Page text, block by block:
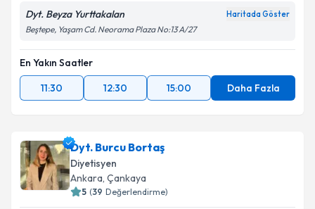
Dyt. Beyza Yurttakalan Haritada Göster
Beştepe, Yaşam Cd. Neorama Plaza No:13 A/27
En Yakın Saatler
11:30
12:30 15:00 Daha Fazla
Dyt. Burcu Bortaş
Diyetisyen
Ankara, Çankaya
5 (39 Değerlendirme)